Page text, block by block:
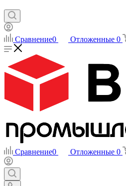
Сравнение0 Отложенные 0
Сравнение0 Отложенные 0